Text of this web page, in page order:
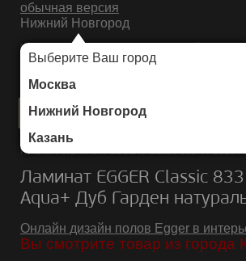
обычная версия
Нижний Новгород
Выберите Ваш город
Москва
Нижний Новгород
Казань
ИНТЕРНЕТ-МАГАЗИН НАПОЛЬНЫХ ПОКРЫТИЙ
Каталог/Ламинат/EGGER/Classic 833 4V 2026
Ламинат EGGER Classic
Aqua+ Дуб Гарден
Онлайн дизайн полов Egger в
Вы смотрите товар из города